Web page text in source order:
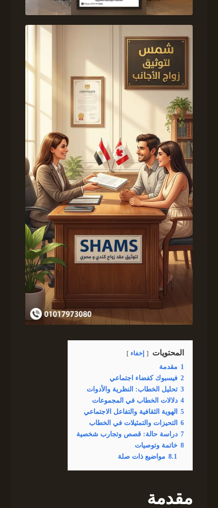
المحتويات إخفاء
1 مقدمة
2 فيسبوك كفضاء اجتماعي
3 تحليل الخطاب: النظرية والأدوات
4 دلالات الخطاب في المجموعات
5
الهوية الثقافية والتفاعل الاجتماعي
6
التحيزات والتمثيلات في الخطاب
7 دراسة حالة: قصص وتجارب شخصية
8 خاتمة وتوصيات
8.1 مواضيع ذات صلة
مقدمة